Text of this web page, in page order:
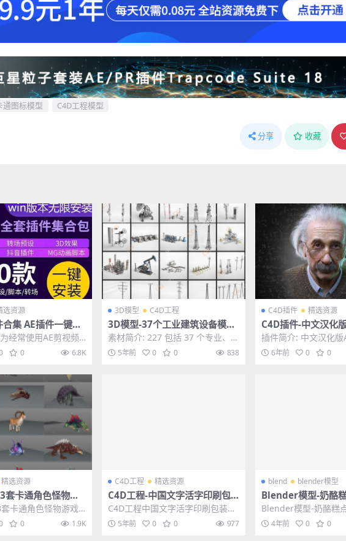
通图标模型 C4D工程模型
分享 收藏
选资源
集 AE插件一键安
限制中文汉化完整
经常使用AE剪视频
新的AE全套插件脚本
0 6.8K
3D模型 C4D工程
3D模型-37个工业建筑设备模型
天线电线杆发电站加油站模型
素材简介: 227 包括 37 个专业、高
质量的建筑可视化 3d 模型。该系
列配...
5年前 0 0 838
C4D插件 精选资源
C4D插件-中文汉化
诺德渲染器C4D插
2.1 中英双语
插件简介: 中文汉化
德渲染器C4D插件
6年前 0 0
精选资源
套卡通角色怪物游
集 含材质贴图动画
卡通角色怪物游戏
含材质贴图动画绑定
0 1.9K
C4D工程 精选资源
C4D工程-中国文字活字印刷包
装动画工程文件
C4D工程中国文字活字印刷包装动
画工程文件 其他推荐: C4D工程-O
ctane...
5年前 0 0 977
blend blender模型
Blender模型-奶酪
下载文件格式blend
Blender模型-奶酪糕
载文件格式blend 其
n...4年前 0 0